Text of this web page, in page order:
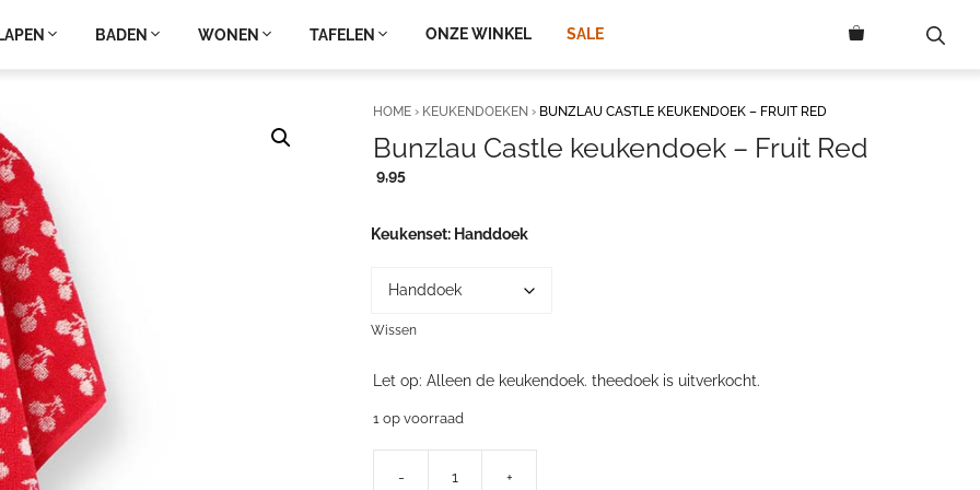
BADEN WONEN TAFELEN ONZE WINKEL SALE
HOME › KEUKENDOEKEN › BUNZLAU CASTLE KEUKENDOEK – FRUIT RED
Bunzlau Castle keukendoek – Fruit Red
9,95
Keukenset Handdoek
Wissen
Let op: Alleen de keukendoek. theedoek is uitverkocht.
1 op voorraad
- +